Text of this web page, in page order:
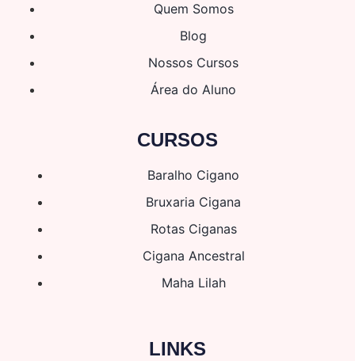
Quem Somos
Blog
Nossos Cursos
Área do Aluno
CURSOS
Baralho Cigano
Bruxaria Cigana
Rotas Ciganas
Cigana Ancestral
Maha Lilah
LINKS